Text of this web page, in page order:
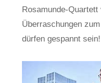
Rosamunde-
Überraschungen
dürfen gespannt sein!